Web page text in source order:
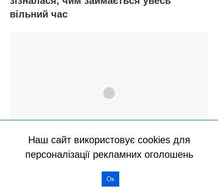
Наш сайт використовує cookies для
персоналізації рекламних оголошень
Ок